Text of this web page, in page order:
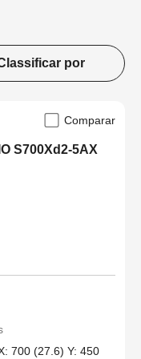
por
Comparar
S700Xd2-5AX
700 (27.6) Y: 450